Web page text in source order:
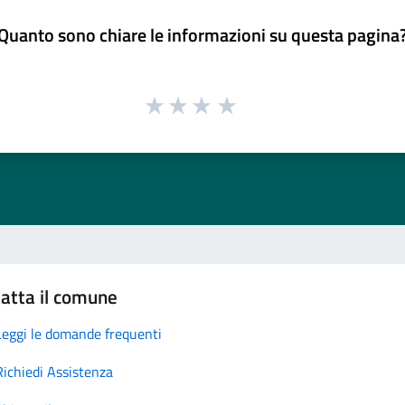
sono chiare le informazioni su questa
il comune
le domande frequenti
Assistenza